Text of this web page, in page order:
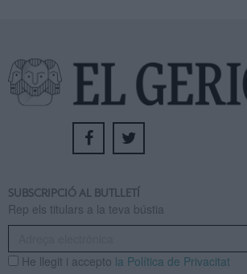
SUBSCRIPCIÓ AL BUTLLETÍ
Rep els titulars a la teva bústia
He llegit i accepto la Política de Privacitat